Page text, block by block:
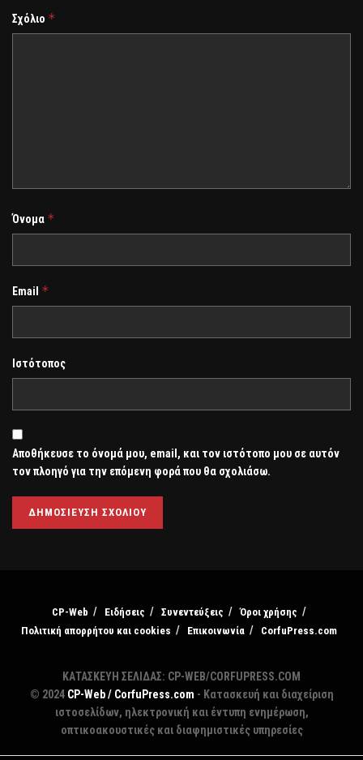
Σχόλιο *
Όνομα *
Email *
Ιστότοπος
Αποθήκευσε το όνομά μου, email, και τον ιστότοπο μου σε αυτόν
τον πλοηγό για την επόμενη φορά που θα σχολιάσω.
CP-Web Ειδήσεις Συνεντεύξεις
Όροι χρήσης
Πολιτική απορρήτου και cookies
Επικοινωνία CorfuPress.com
ΚΑΤΑΣΚΕΥΗ ΣΕΛΙΔΑΣ: CP-WEB/CORFUPRESS.COM
© 2024 CP-Web / CorfuPress.com - Κατασκευή και διαχείριση
ιστοσελίδων, ηλεκτρονική και έντυπη ενημέρωση,
οπτικοακουστικές και διαφημιστικές υπηρεσίες